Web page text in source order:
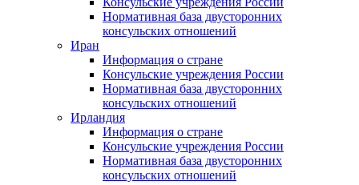
Нормативная база двусторонних
консульских отношений
Иран
Информация о стране
Консульские учреждения России
Нормативная база двусторонних
консульских отношений
Ирландия
Информация о стране
Консульские учреждения России
Нормативная база двусторонних
консульских отношений